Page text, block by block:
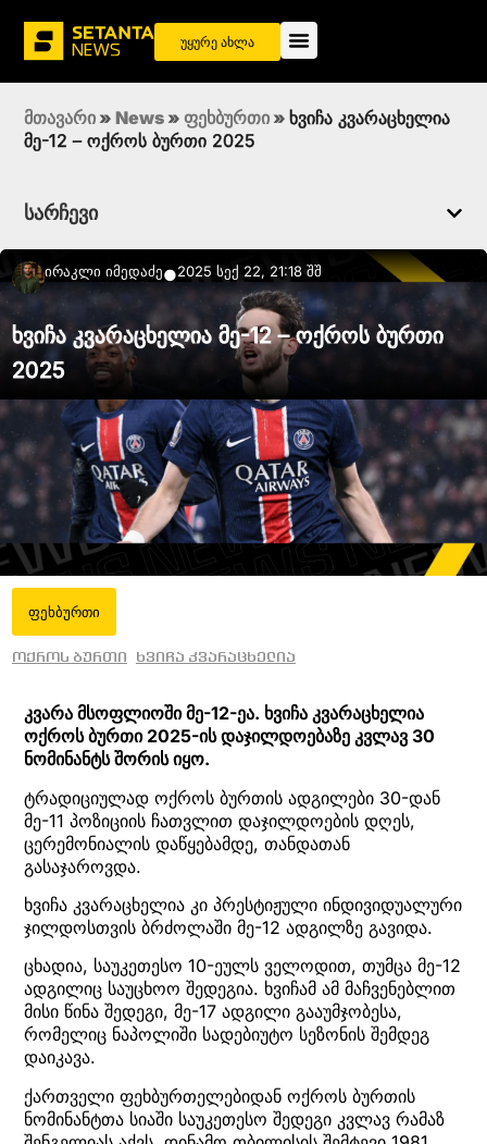
უყურე ახლა
მთავარი » News » ფეხბურთი » ხვიჩა კვარაცხელია
მე-12 – ოქროს ბურთი 2025
სარჩევი
Ირაკლი Იმედაძე●2025 სექ 22, 21:18 შშ
ხვიჩა კვარაცხელია მე-12 – ოქროს ბურთი
2025
ფეხბურთი
ოქროს ბურთი ხვიჩა კვარაცხელია
კვარა მსოფლიოში მე-12-ეა. ხვიჩა კვარაცხელია
ოქროს ბურთი 2025-ის დაჯილდოებაზე კვლავ 30
ნომინანტს შორის იყო.
ტრადიციულად ოქროს ბურთის ადგილები 30-დან
მე-11 პოზიციის ჩათვლით დაჯილდოების დღეს,
ცერემონიალის დაწყებამდე, თანდათან
გასაჯაროვდა.
ხვიჩა კვარაცხელია კი პრესტიჟული ინდივიდუალური
ჯილდოსთვის ბრძოლაში მე-12 ადგილზე გავიდა.
ცხადია, საუკეთესო 10-ეულს ველოდით, თუმცა მე-12
ადგილიც საუცხოო შედეგია. ხვიჩამ ამ მაჩვენებლით
მისი წინა შედეგი, მე-17 ადგილი გააუმჯობესა,
რომელიც ნაპოლიში სადებიუტო სეზონის შემდეგ
დაიკავა.
ქართველი ფეხბურთელებიდან ოქროს ბურთის
ნომინანტთა სიაში საუკეთესო შედეგი კვლავ რამაზ